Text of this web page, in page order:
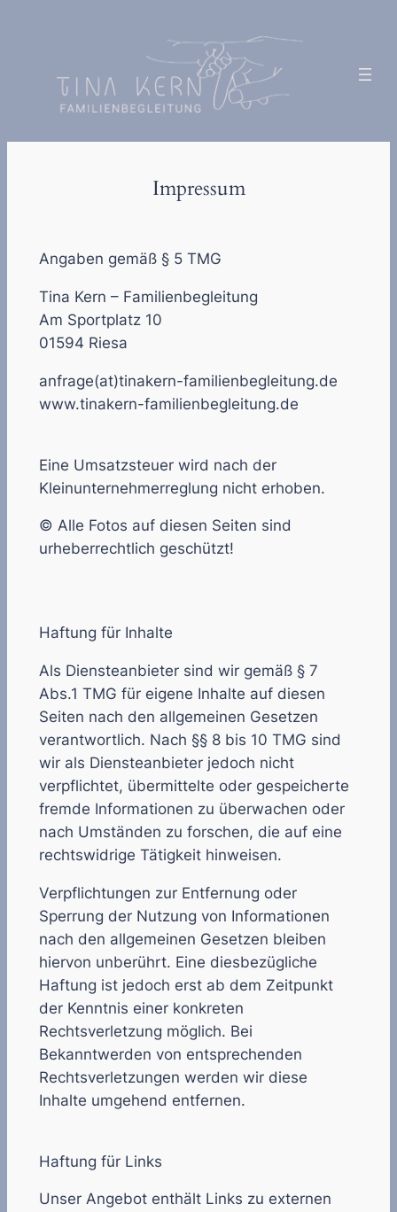
Impressum
Angaben gemäß § 5 TMG
Tina Kern – Familienbegleitung
Am Sportplatz 10
01594 Riesa
anfrage(at)tinakern-familienbegleitung.de
www.tinakern-familienbegleitung.de
Eine Umsatzsteuer wird nach der
Kleinunternehmerreglung nicht erhoben.
© Alle Fotos auf diesen Seiten sind
urheberrechtlich geschützt!
Haftung für Inhalte
Als Diensteanbieter sind wir gemäß § 7
Abs.1 TMG für eigene Inhalte auf diesen
Seiten nach den allgemeinen Gesetzen
verantwortlich. Nach §§ 8 bis 10 TMG sind
wir als Diensteanbieter jedoch nicht
verpflichtet, übermittelte oder gespeicherte
fremde Informationen zu überwachen oder
nach Umständen zu forschen, die auf eine
rechtswidrige Tätigkeit hinweisen.
Verpflichtungen zur Entfernung oder
Sperrung der Nutzung von Informationen
nach den allgemeinen Gesetzen bleiben
hiervon unberührt. Eine diesbezügliche
Haftung ist jedoch erst ab dem Zeitpunkt
der Kenntnis einer konkreten
Rechtsverletzung möglich. Bei
Bekanntwerden von entsprechenden
Rechtsverletzungen werden wir diese
Inhalte umgehend entfernen.
Haftung für Links
Unser Angebot enthält Links zu externen